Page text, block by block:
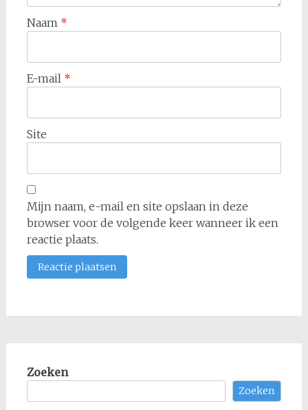
Naam *
E-mail *
Site
Mijn naam, e-mail en site opslaan in deze
browser voor de volgende keer wanneer ik een
reactie plaats.
Zoeken
Zoeken